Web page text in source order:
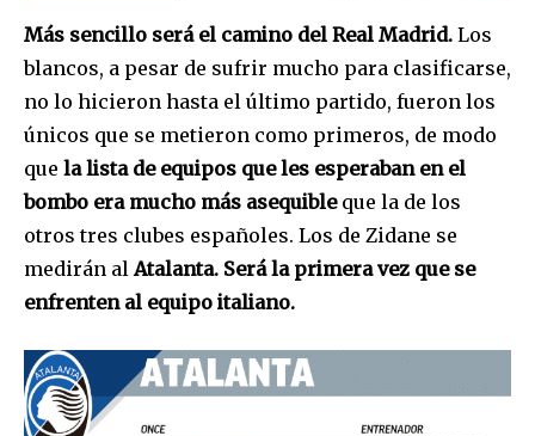
Más sencillo será el camino del Real Madrid. Los
blancos, a pesar de sufrir mucho para clasificarse,
no lo hicieron hasta el último partido, fueron los
únicos que se metieron como primeros, de modo
que la lista de equipos que les esperaban en el
bombo era mucho más asequibleque la de los
otros tres clubes españoles. Los de Zidane se
medirán alAtalanta. Será la primera vez que se
enfrenten al equipo italiano.